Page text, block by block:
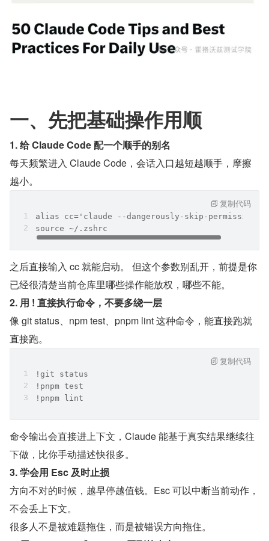
一、先把基础操作用顺
1. 给 Claude Code 配一个顺手的别名
每天频繁进入 Claude Code，会话入口越短越顺手，摩擦
越小。
alias cc='claude --dangerously-skip-permissions'
source ~/.zshrc
复制代码
之后直接输入 cc 就能启动。 但这个参数别乱开，前提是你
已经很清楚当前仓库里哪些操作能放权，哪些不能。
2. 用 ! 直接执行命令，不要多绕一层
像 git status、npm test、pnpm lint 这种命令，能直接跑就
直接跑。
!git status
!pnpm test
!pnpm lint
复制代码
命令输出会直接进上下文，Claude 能基于真实结果继续往
下做，比你手动描述快很多。
3. 学会用 Esc 及时止损
方向不对的时候，越早停越值钱。Esc 可以中断当前动作，
不会丢上下文。
很多人不是被难题拖住，而是被错误方向拖住。